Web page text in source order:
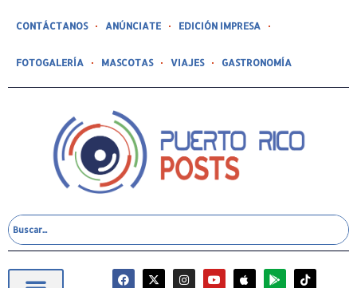
CONTÁCTANOS ANÚNCIATE EDICIÓN IMPRESA
FOTOGALERÍA MASCOTAS VIAJES GASTRONOMÍA